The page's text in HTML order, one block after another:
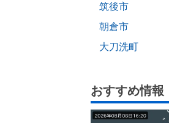
筑後市
朝倉市
大刀洗町
おすすめ情報